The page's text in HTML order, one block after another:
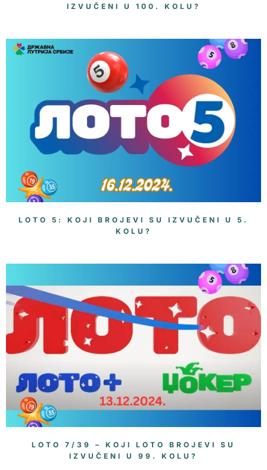
IZVUČENI U 100. KOLU?
LOTO 5: KOJI BROJEVI SU IZVUČENI U 5.
KOLU?
LOTO 7/39 – KOJI LOTO BROJEVI SU
IZVUČENI U 99. KOLU?